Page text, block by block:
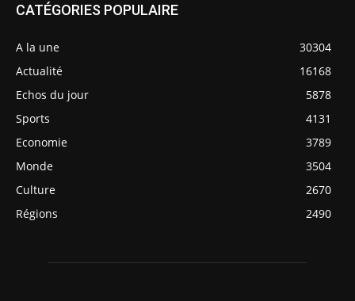
CATÉGORIES POPULAIRE
A la une
30304
Actualité
16168
Echos du jour
5878
Sports
4131
Economie
3789
Monde
3504
Culture
2670
Régions
2490